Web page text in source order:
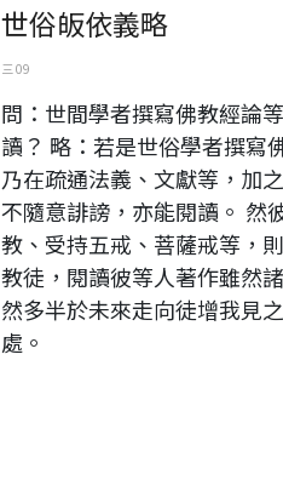
世俗皈依義略
三 09
問：世間學者撰寫佛教經論
讀？ 略：若是世俗學者撰寫
乃在疏通法義、文獻等，加
不隨意誹謗，亦能閱讀。 然
教、受持五戒、菩薩戒等，
教徒，閱讀彼等人著作雖然
然多半於未來走向徒增我見
處。